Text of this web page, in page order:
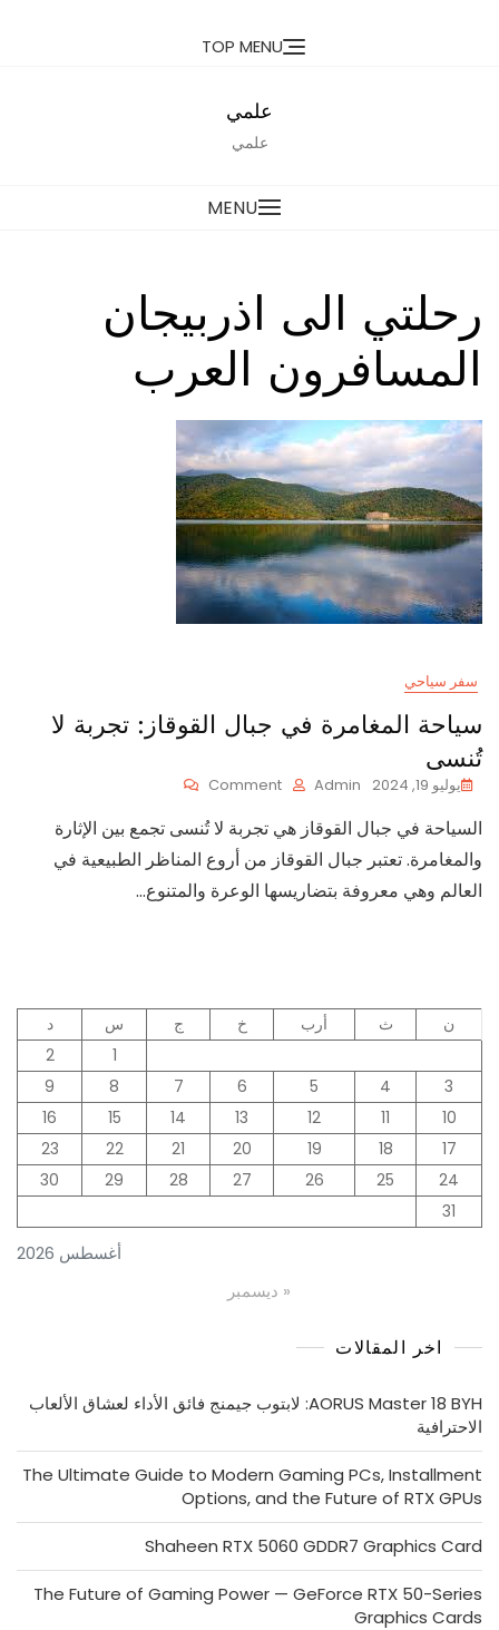
TOP MENU
علمي
علمي
MENU
رحلتي الى اذربيجان
المسافرون العرب
سفر سياحي
سياحة المغامرة في جبال القوقاز: تجربة لا
تُنسى
يوليو 19, 2024 Admin
Comment
On
المغامرة
في
جبال
القوقاز:
السياحة في جبال القوقاز هي تجربة لا تُنسى تجمع بين الإثارة
والمغامرة. تعتبر جبال القوقاز من أروع المناظر الطبيعية في
العالم وهي معروفة بتضاريسها الوعرة والمتنوع…
أغسطس 2026
ن ث أرب خ ج س
د
1
2
3
4
5
6
7
8
9
10
11
12
13
14
15
16
17
18
19
20
21
22
23
24
25
26
27
28
29
30
31
« ديسمبر
اخر المقالات
AORUS Master 18 BYH: لابتوب جيمنج فائق الأداء لعشاق الألعاب
الاحترافية
The Ultimate Guide to Modern Gaming PCs, Installment
Options, and the Future of RTX GPUs
Shaheen RTX 5060 GDDR7 Graphics Card
The Future of Gaming Power — GeForce RTX 50-Series
Graphics Cards